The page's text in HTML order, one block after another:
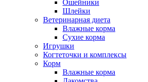
Ошейники
Шлейки
Ветеринарная диета
Влажные корма
Сухие корма
Игрушки
Когтеточки и комплексы
Корм
Влажные корма